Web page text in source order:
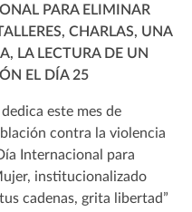
PARA ELIMINAR
CHARLAS, UNA
LA LECTURA DE UN
EL DÍA 25
este mes de
contra la violencia
Internacional para
institucionalizado
cadenas, grita libertad”